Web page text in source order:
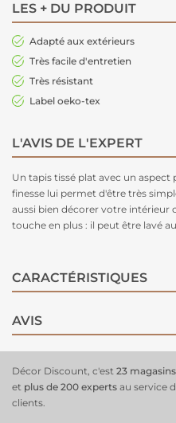
LES + DU PRODUIT
Adapté aux extérieurs
Très facile d'entretien
Très résistant
Label oeko-tex
L'AVIS DE L'EXPERT
Un tapis tissé plat avec un aspect
finesse lui permet d'être très
aussi bien décorer votre intérieur
touche en plus : il peut être lavé
CARACTÉRISTIQUES
AVIS
Décor Discount, c'est 23
et plus de 200 experts au service
clients.